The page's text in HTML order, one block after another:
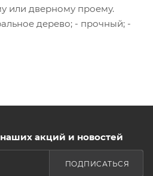
или дверному проему.
дерево; - прочный; -
наших акций и новостей
ПОДПИСАТЬСЯ